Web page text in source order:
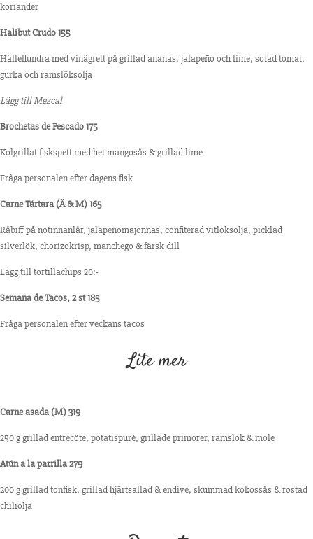
koriander
Halibut Crudo 155
Hälleflundra med vinägrett på grillad ananas, jalapeño och lime, sotad tomat,
gurka och ramslöksolja
Lägg till Mezcal
Brochetas de Pescado 175
Kolgrillat fiskspett med het mangosås & grillad lime
Fråga personalen efter dagens fisk
Carne Tártara (Ä & M) 165
Råbiff på nötinnanlår, jalapeñomajonnäs, confiteradvitlöksolja, picklad
silverlök, chorizokrisp, manchego &färsk dill
Lägg till tortillachips 20:-
Semana de Tacos, 2 st 185
Fråga personalen efter veckans tacos
Lite mer
Carne asada (M) 319
250 g grillad entrecôte, potatispuré, grillade primörer, ramslök & mole
Atún a la parrilla 279
200 g grillad tonfisk, grillad hjärtsallad & endive, skummad kokossås & rostad
chiliolja